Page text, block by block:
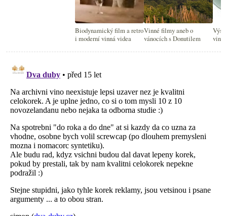
Biodynamický film a retro
i moderní vinná videa
Vinné filmy aneb o
vánocích s Donutilem